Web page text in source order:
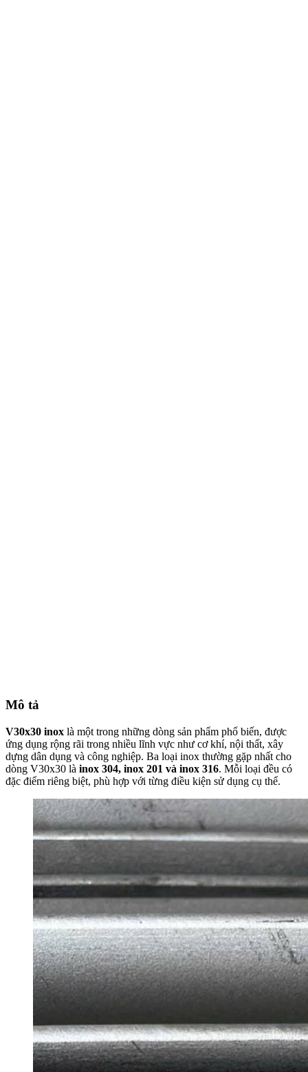
Mô tả
V30x30 inox là một trong những dòng sản phẩm phổ biến, được
ứng dụng rộng rãi trong nhiều lĩnh vực như cơ khí, nội thất, xây
dựng dân dụng và công nghiệp. Ba loại inox thường gặp nhất cho
dòng V30x30 là inox 304, inox 201 và inox 316. Mỗi loại đều có
đặc điểm riêng biệt, phù hợp với từng điều kiện sử dụng cụ thể.